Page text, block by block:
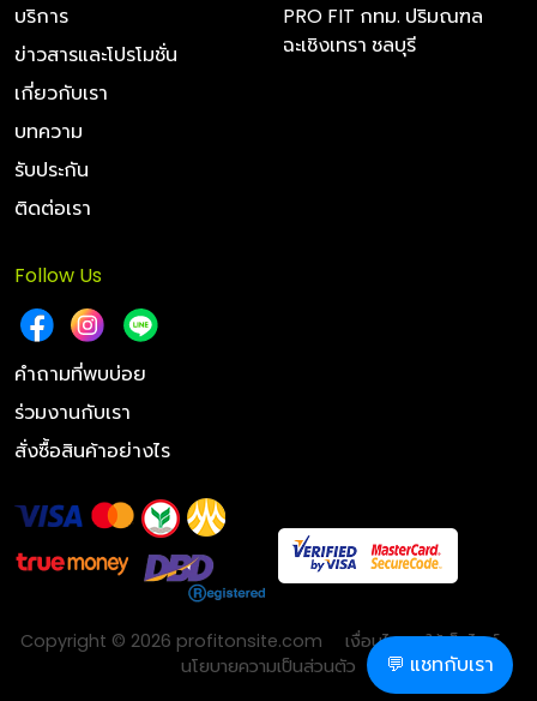
บริการ
ข่าวสารและโปรโมชั่น
เกี่ยวกับเรา
บทความ
รับประกัน
ติดต่อเรา
PRO FIT กทม. ปริมณฑล
ฉะเชิงเทรา ชลบุรี
Follow Us
คำถามที่พบบ่อย
ร่วมงานกับเรา
สั่งซื้อสินค้าอย่างไร
Copyright © 2026 profitonsite.com
เงื่อนไขการใช้เว็บไซต์
นโยบายความเป็นส่วนตัว
💬 แชทกับเรา